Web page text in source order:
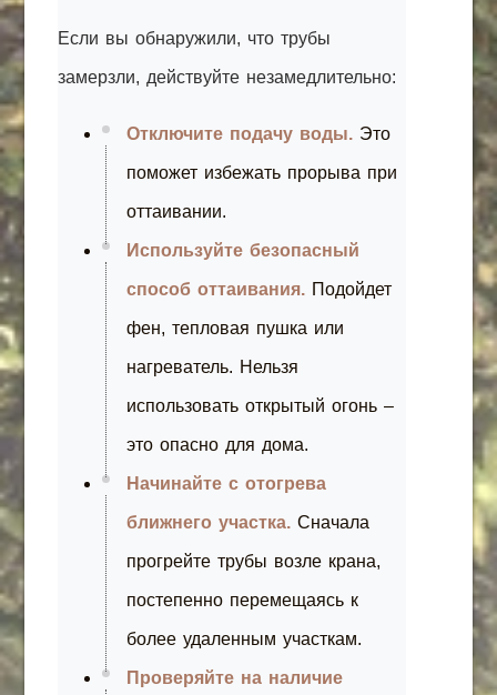
Если вы обнаружили, что трубы
замерзли, действуйте незамедлительно:
Отключите подачу воды. Это
поможет избежать прорыва при
оттаивании.
Используйте безопасный
способ оттаивания. Подойдет
фен, тепловая пушка или
нагреватель. Нельзя
использовать открытый огонь –
это опасно для дома.
Начинайте с отогрева
ближнего участка. Сначала
прогрейте трубы возле крана,
постепенно перемещаясь к
более удаленным участкам.
Проверяйте на наличие